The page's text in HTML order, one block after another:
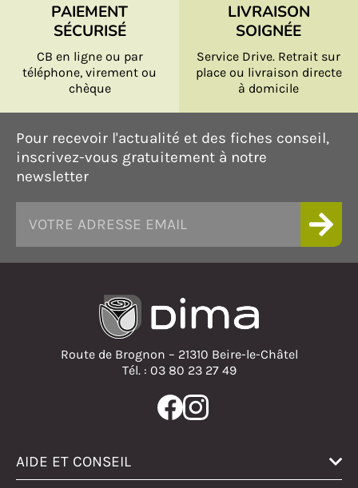
PAIEMENT
SÉCURISÉ
CB en ligne ou par
téléphone, virement ou
chèque
LIVRAISON
SOIGNÉE
Service Drive. Retrait sur
place ou livraison directe
à domicile
Pour recevoir l'actualité et des fiches conseil,
inscrivez-vous gratuitement à notre
newsletter
Route de Brognon – 21310 Beire-le-Châtel
Tél. : 03 80 23 27 49
AIDE ET CONSEIL